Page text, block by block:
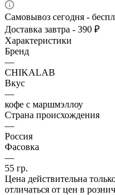
Самовывоз сегодня -
Доставка завтра - 390 ₽
Характеристики
Бренд
—
CHIKALAB
Вкус
—
кофе с маршмэллоу
Страна происхождения
—
Россия
Фасовка
—
55 гр.
Цена действительна
отличаться от цен в